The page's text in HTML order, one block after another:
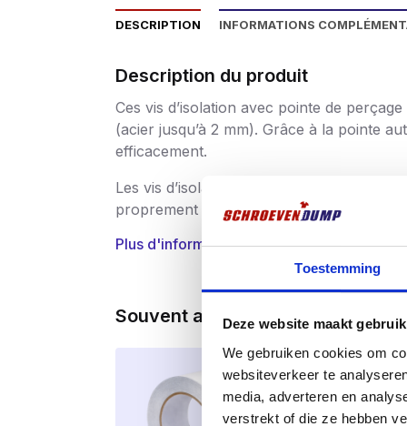
Toestemming
Deze website maakt
We gebruiken cookies om
websiteverkeer te
media, adverteren en
verstrekt of die ze hebben
DESCRIPTION INFORMATIONS
Description du produit
Ces vis d’isolation avec pointe de
(acier jusqu’à 2 mm). Grâce à la pointe
efficacement.
Les vis d’isolation sont livrées dans un
proprement sur le chantier. De plus, vous
Applications
Fixation des dalles en PIR, EPS et
Convient pour l’isolation des
Pour les projets de rénovation et
Pour le bois et l’acier à parois minces
Plus d'informations
Souvent achetés ensemble